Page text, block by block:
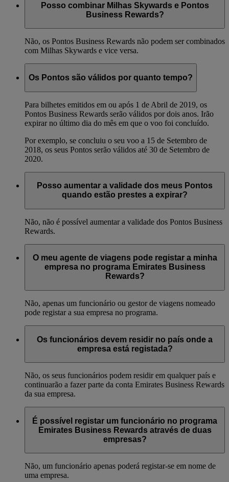
Posso combinar Milhas Skywards e Pontos
Business Rewards?
Não, os Pontos Business Rewards não podem ser combinados
com Milhas Skywards e vice versa.
Os Pontos são válidos por quanto tempo?
Para bilhetes emitidos em ou após 1 de Abril de 2019, os
Pontos Business Rewards serão válidos por dois anos. Irão
expirar no último dia do mês em que o voo foi concluído.
Por exemplo, se concluiu o seu voo a 15 de Setembro de
2018, os seus Pontos serão válidos até 30 de Setembro de
2020.
Posso aumentar a validade dos meus Pontos
quando estão prestes a expirar?
Não, não é possível aumentar a validade dos Pontos Business
Rewards.
O meu agente de viagens pode registar a minha
empresa no programa Emirates Business
Rewards?
Não, apenas um funcionário ou gestor de viagens nomeado
pode registar a sua empresa no programa.
Os funcionários devem residir no país onde a
empresa está registada?
Não, os seus funcionários podem residir em qualquer país e
continuarão a fazer parte da conta Emirates Business Rewards
da sua empresa.
É possível registar um funcionário no programa
Emirates Business Rewards através de duas
empresas?
Não, um funcionário apenas poderá registar-se em nome de
uma empresa.